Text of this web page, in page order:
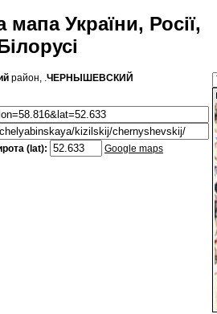
України, Росії,
район, .ЧЕРНЫШЕВСКИЙ
(lat): Google maps